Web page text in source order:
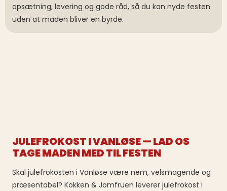
opsætning, levering og gode råd, så du kan nyde festen
uden at maden bliver en byrde.
JULEFROKOST I VANLØSE — LAD OS
TAGE MADEN MED TIL FESTEN
Skal julefrokosten i Vanløse være nem, velsmagende og
præsentabel? Kokken & Jomfruen leverer julefrokost i